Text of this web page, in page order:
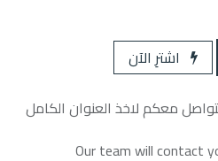
اشترِ الآن
معكم لاخذ العنوان الكامل
Our team will contact